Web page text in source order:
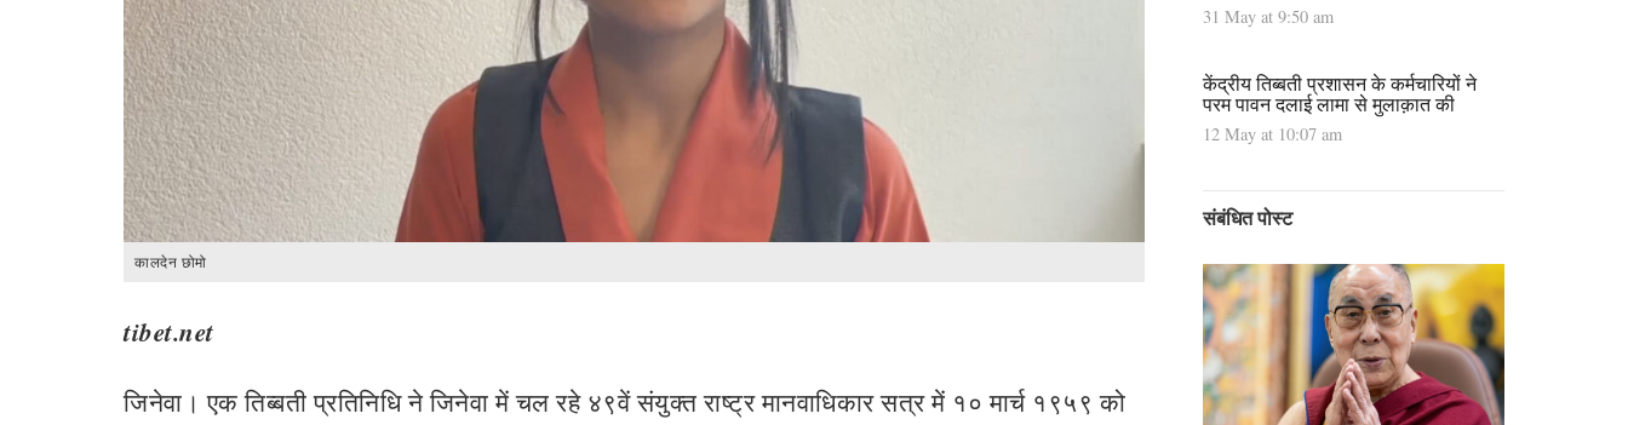
कालदेन छोमो
tibet.net
जिनेवा। एक तिब्बती प्रतिनिधि ने जिनेवा में चल रहे ४९वें संयुक्त राष्ट्र मानवाधिकार सत्र में १० मार्च १९५९ को
31 May at 9:50 am
केंद्रीय तिब्बती प्रशासन के कर्मचारियों ने
परम पावन दलाई लामा से मुलाक़ात की
12 May at 10:07 am
संबंधित पोस्ट